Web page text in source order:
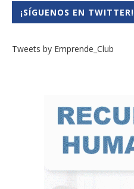
¡SÍGUENOS EN TWITTER!
Tweets by Emprende_Club